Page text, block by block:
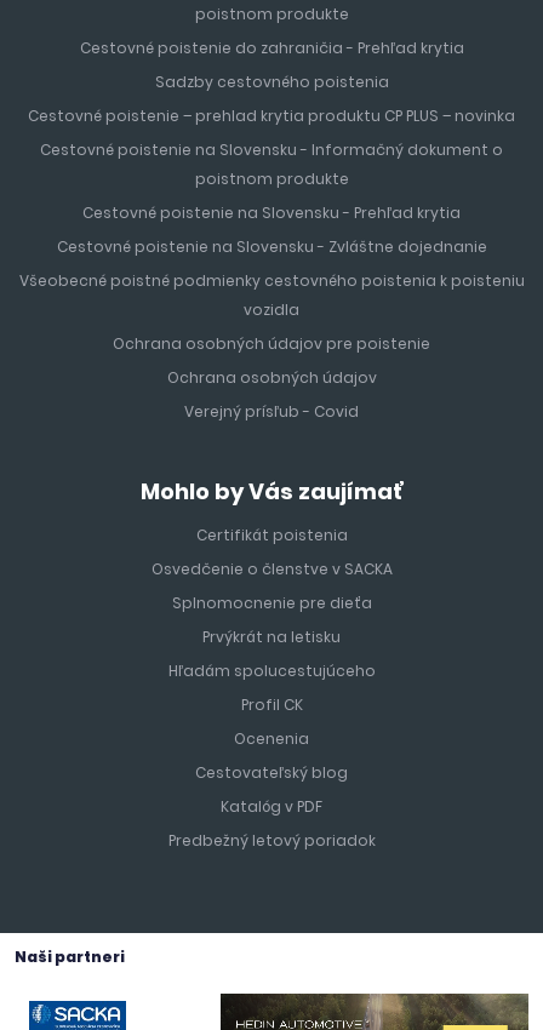
poistnom produkte
Cestovné poistenie do zahraničia - Prehľad krytia
Sadzby cestovného poistenia
Cestovné poistenie – prehlad krytia produktu CP PLUS – novinka
Cestovné poistenie na Slovensku - Informačný dokument o
poistnom produkte
Cestovné poistenie na Slovensku - Prehľad krytia
Cestovné poistenie na Slovensku - Zvláštne dojednanie
Všeobecné poistné podmienky cestovného poistenia k poisteniu
vozidla
Ochrana osobných údajov pre poistenie
Ochrana osobných údajov
Verejný prísľub - Covid
Mohlo by Vás zaujímať
Certifikát poistenia
Osvedčenie o členstve v SACKA
Splnomocnenie pre dieťa
Prvýkrát na letisku
Hľadám spolucestujúceho
Profil CK
Ocenenia
Cestovateľský blog
Katalóg v PDF
Predbežný letový poriadok
Naši partneri